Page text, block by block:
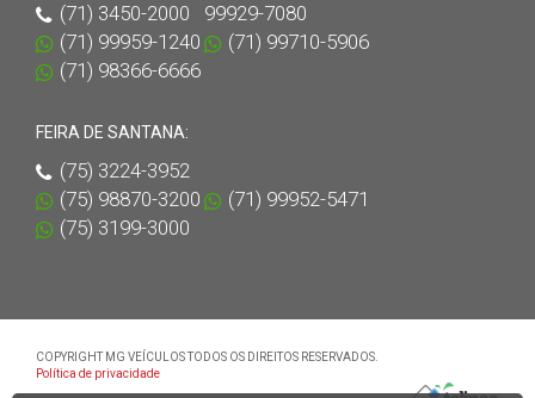
(71) 3450-2000 99929-7080
(71) 99959-1240
(71) 99710-5906
(71) 98366-6666
FEIRA DE SANTANA:
(75) 3224-3952
(75) 98870-3200
(71) 99952-5471
(75) 3199-3000
COPYRIGHT MG VEÍCULOS TODOS OS DIREITOS RESERVADOS.
Política de privacidade